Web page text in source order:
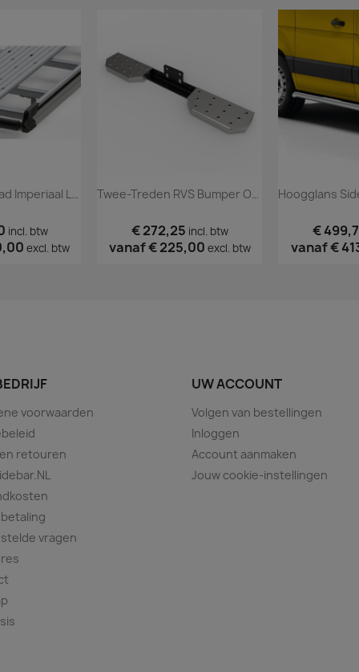
incl. btw
excl. btw
€ 272,25 incl. btw
vanaf€ 225,00 excl. btw
€
vanaf€
voorwaarden
retouren
vragen
UW ACCOUNT
Volgen van bestellingen
Inloggen
Account aanmaken
Jouw cookie-instellingen